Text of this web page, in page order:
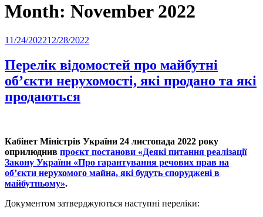
Month: November 2022
Posted
11/24/202212/28/2022
Перелік відомостей про майбутні
об’єкти нерухомості, які продано та які
продаються
Кабінет Міністрів України 24 листопада 2022 року
оприлюднив проєкт постанови «Деякі питання реалізації
Закону України «Про гарантування речових прав на
об’єкти нерухомого майна, які будуть споруджені в
майбутньому».
Документом затверджуються наступні переліки: